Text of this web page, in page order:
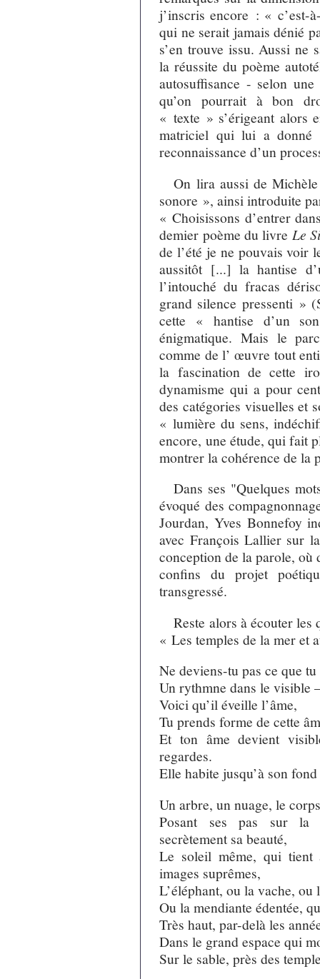
j’inscris encore : « c’est-
qui ne serait jamais dénié
s’en trouve issu. Aussi ne
la réussite du poème
autosuffisance - selon
qu’on pourrait à bon
« texte » s’érigeant alors
matriciel qui lui a donné
reconnaissance d’un
On lira aussi de
sonore », ainsi introduite
« Choisissons d’entrer
demier poème du livre Le
de l’été je ne pouvais voir
aussitôt [...] la hantise
l’intouché du fracas
grand silence pressenti »
cette « hantise d’un
énigmatique. Mais le
comme de l’ œuvre tout
la fascination de cette
dynamisme qui a pour
des catégories visuelles et
« lumière du sens,
encore, une étude, qui fait
montrer la cohérence de la
Dans ses "Quelques
évoqué des
Jourdan, Yves Bonnefoy
avec François Lallier sur
conception de la parole,
confins du projet
transgressé.
Reste alors à écouter les
« Les temples de la mer et
Ne deviens-tu pas ce que
Un rythmne dans le
Voici qu’il éveille l’âme,
Tu prends forme de cette
Et ton âme devient
regardes.
Elle habite jusqu’à son
Un arbre, un nuage, le
Posant ses pas sur la
secrètement sa beauté,
Le soleil même, qui tient
images suprêmes,
L’éléphant, ou la vache, ou
Ou la mendiante édentée,
Très haut, par-delà les
Dans le grand espace qui
Sur le sable, près des